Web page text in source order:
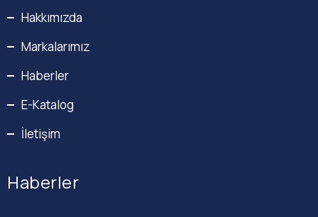
Hakkımızda
Markalarımız
Haberler
E-Katalog
İletişim
Haberler